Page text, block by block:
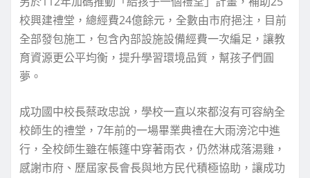
校興建禮堂，總經費24億餘元，全數由市府挹注，目前
全部發包施工，包含內部設施設備經費一次編足，讓教
育資源更公平均衡，提升學習環境品質，幫孩子們圓
夢。
成功國中校長蔡政忠說，學校一直以來都沒有可容納全
校師生的禮堂，7年前的一場畢業典禮在大雨滂沱中進
行，全校師生雖在帳篷中穿著雨衣，仍然淋成落湯雞，
感謝市府、歷屆家長會長與地方民代積極協助，讓成功